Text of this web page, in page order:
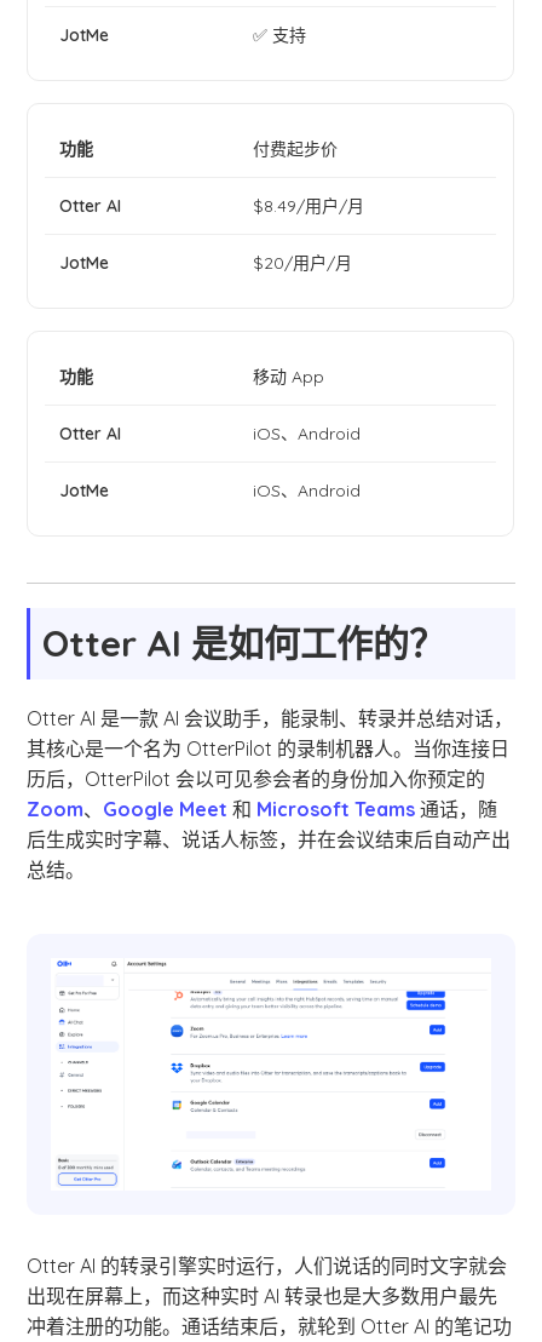
✅ 支持
付费起步价
$8.49/用户/月
$20/用户/月
移动 App
iOS、Android
iOS、Android
Otter AI 是如何工作的？
Otter AI 是一款 AI 会议助手，能录制、转录并总结对话，
其核心是一个名为 OtterPilot 的录制机器人。当你连接日
历后，OtterPilot 会以可见参会者的身份加入你预定的
Zoom、 Google Meet 和 Microsoft Teams 通话，随
后生成实时字幕、说话人标签，并在会议结束后自动产出
总结。
Otter AI 的转录引擎实时运行，人们说话的同时文字就会
出现在屏幕上，而这种实时 AI 转录也是大多数用户最先
冲着注册的功能。通话结束后，就轮到 Otter AI 的笔记功